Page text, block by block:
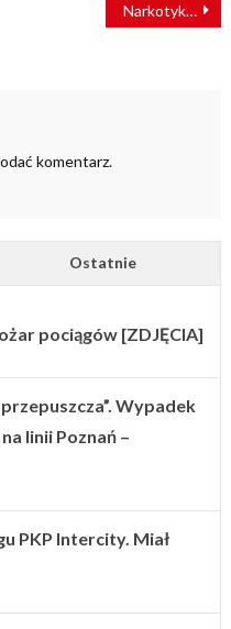
Narkotyki w walizce. Policja i SOK zatrzymali kuriera
komentarz.
Ostatnie
pociągów [ZDJĘCIA]
Wypadek
linii Poznań –
PKP Intercity. Miał